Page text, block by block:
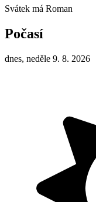
Svátek má Roman
Počasí
dnes, neděle 9. 8. 2026